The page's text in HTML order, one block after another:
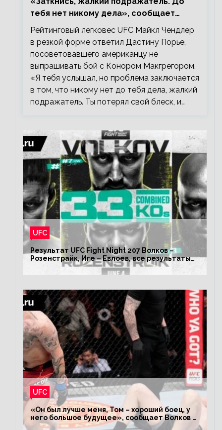
тебя нет никому дела», сообщает
Майкл Чендлер – о словах Порье
Рейтинговый легковес UFC Майкл Чендлер
в резкой форме ответил Дастину Порье,
посоветовавшего американцу не
выпрашивать бой с Конором Макгрегором.
«Я тебя услышал, но проблема заключается
в том, что никому нет до тебя дела, жалкий
подражатель. Ты потерял свой блеск, и…
UFC
Результат UFC Fight Night 207 Волков –
Розенстрайк, Иге – Евлоев, все результаты
турнира ЮФС ФН 207
UFC
«Он был лучше меня, Том – хороший боец, у
него большое будущее», сообщает Волков –
о поражении Аспиналлу